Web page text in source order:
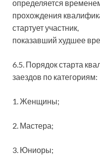
определяется
прохождения
стартует участник,
показавший худшее
6.5. Порядок старта
заездов по категориям:
1. Женщины;
2. Мастера;
3. Юниоры;